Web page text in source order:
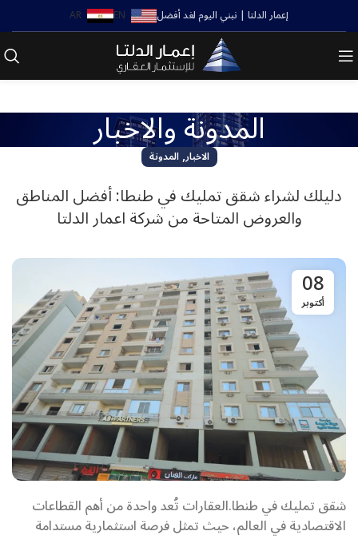
إعمار الدلتا | نبني اليوم لغد أفضل EN
AR
المدونة والاخبار
الاخبار,المدونة
دليلك لشراء شقق تمليك في طنطا: أفضل المناطق
والعروض المتاحة من شركة اعمار الدلتا
08
أكتوبر
شقق تمليك في طنطا.العقارات تُعد واحدة من أهم القطاعات
الاقتصادية في العالم، حيث تمثل فرصة استثمارية مستدامة